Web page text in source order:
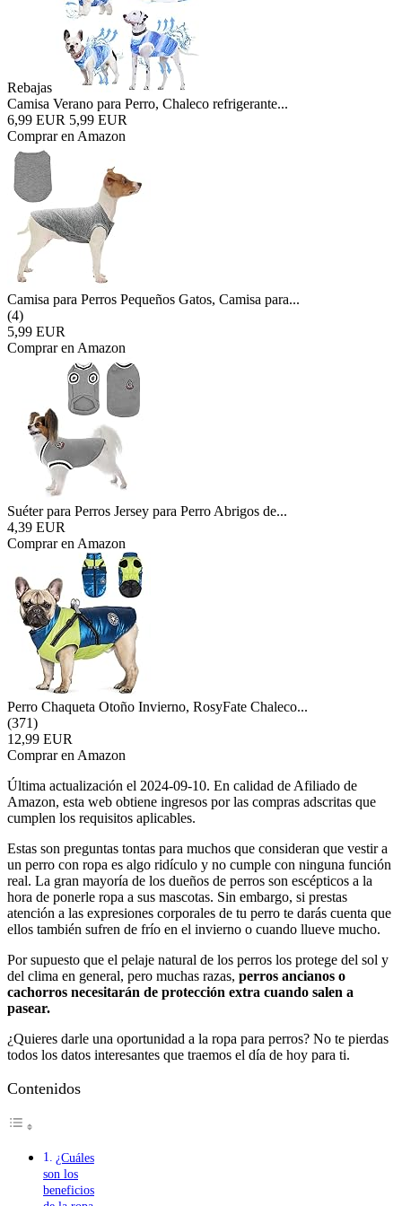
Rebajas
Camisa Verano para Perro, Chaleco refrigerante...
6,99 EUR 5,99 EUR
Comprar en Amazon
Camisa para Perros Pequeños Gatos, Camisa para...
(4)
5,99 EUR
Comprar en Amazon
Suéter para Perros Jersey para Perro Abrigos de...
4,39 EUR
Comprar en Amazon
Perro Chaqueta Otoño Invierno, RosyFate Chaleco...
(371)
12,99 EUR
Comprar en Amazon
Última actualización el 2024-09-10. En calidad de Afiliado de
Amazon, esta web obtiene ingresos por las compras adscritas que
cumplen los requisitos aplicables.
Estas son preguntas tontas para muchos que consideran que vestir a
un perro con ropa es algo ridículo y no cumple con ninguna función
real. La gran mayoría de los dueños de perros son escépticos a la
hora de ponerle ropa a sus mascotas. Sin embargo, si prestas
atención a las expresiones corporales de tu perro te darás cuenta que
ellos también sufren de frío en el invierno o cuando llueve mucho.
Por supuesto que el pelaje natural de los perros los protege del sol y
del clima en general, pero muchas razas, perros ancianos o
cachorros necesitarán de protección extra cuando salen a
pasear.
¿Quieres darle una oportunidad a la ropa para perros? No te pierdas
todos los datos interesantes que traemos el día de hoy para ti.
Contenidos
¿Cuáles
son los
beneficios